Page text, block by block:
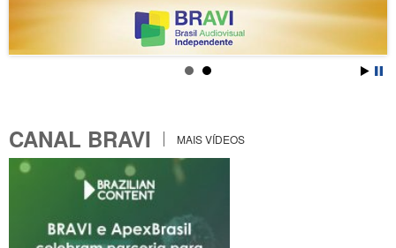
CANAL BRAVI MAIS VÍDEOS